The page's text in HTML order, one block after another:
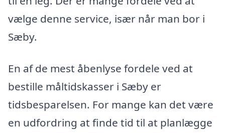
vælge denne service, især når man bor i
Sæby.
En af de mest åbenlyse fordele ved at
bestille måltidskasser i Sæby er
tidsbesparelsen. For mange kan det være
en udfordring at finde tid til at planlægge